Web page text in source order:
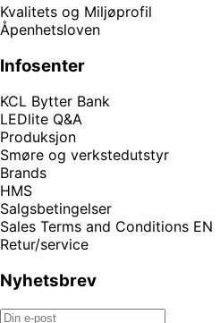
Kvalitets og Miljøprofil
Åpenhetsloven
Infosenter
KCL Bytter Bank
LEDlite Q&A
Produksjon
Smøre og verkstedutstyr
Brands
HMS
Salgsbetingelser
Sales Terms and Conditions EN
Retur/service
Nyhetsbrev